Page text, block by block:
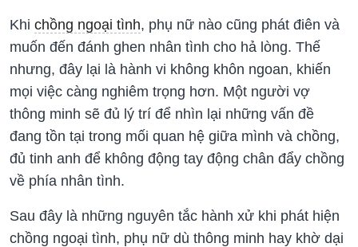
Khi chồng ngoại tình, phụ nữ nào cũng phát điên và
muốn đến đánh ghen nhân tình cho hả lòng. Thế
nhưng, đây lại là hành vi không khôn ngoan, khiến
mọi việc càng nghiêm trọng hơn. Một người vợ
thông minh sẽ đủ lý trí để nhìn lại những vấn đề
đang tồn tại trong mối quan hệ giữa mình và chồng,
đủ tinh anh để không động tay động chân đẩy chồng
về phía nhân tình.
Sau đây là những nguyên tắc hành xử khi phát hiện
chồng ngoại tình, phụ nữ dù thông minh hay khờ dại